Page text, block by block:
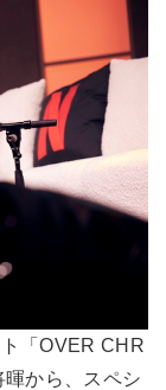
「OVER CHR
から、スペシ